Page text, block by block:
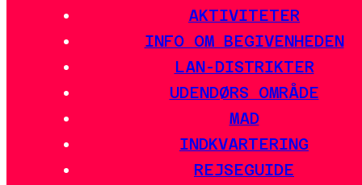
AKTIVITETER
INFO OM BEGIVENHEDEN
LAN-DISTRIKTER
UDENDØRS OMRÅDE
MAD
INDKVARTERING
REJSEGUIDE